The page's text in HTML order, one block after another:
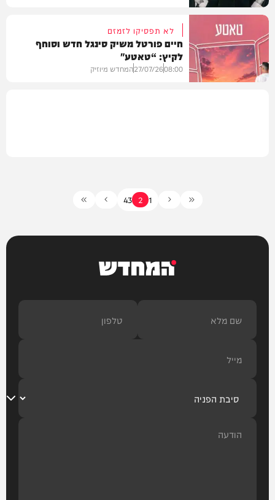
מיוזיק
לא תפסיקו לזמזם
חיים פורטל משיק סינגל חדש וסוחף
לקיץ: “טאטע"
08:00
27/07/26המחדש מיוזיק
1
2
3
4
המחדש